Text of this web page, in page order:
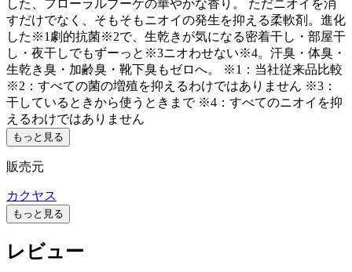
した、フローラルブーケの華やかな香り。 ただニオイを消
すだけでなく、そもそもニオイの発生を抑える柔軟剤。進化
した※1劇的抗菌※2で、生乾きが気になる密着干し・部屋干
し・夜干しでもずーっと※3ニオわせない※4。汗臭・体臭・
生乾き臭・加齢臭・靴下臭もゼロへ。 ※1：当社従来品比較
※2：すべての菌の増殖を抑えるわけではありません ※3：
干しているときから使うときまで ※4：すべてのニオイを抑
えるわけではありません
もっと見る
販売元
カクヤス
もっと見る
レビュー